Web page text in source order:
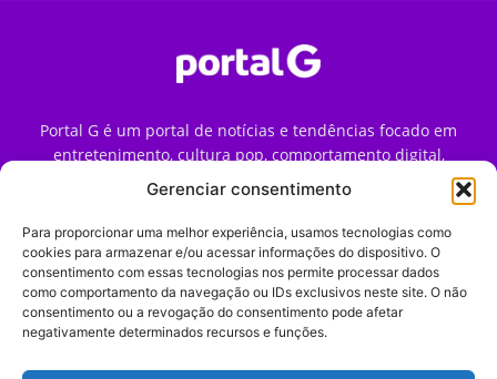
Gerenciar consentimento
Para proporcionar uma melhor experiência, usamos tecnologias como
cookies para armazenar e/ou acessar informações do dispositivo. O
consentimento com essas tecnologias nos permite processar dados
como comportamento da navegação ou IDs exclusivos neste site. O não
consentimento ou a revogação do consentimento pode afetar
negativamente determinados recursos e funções.
Portal G é um portal de notícias e tendências focado em
entretenimento, cultura pop, comportamento digital,
streaming, games e iniciativas de marca que impactam a
forma como o público vive e consome internet no Brasil.
Contato:contato@portalg.com.br